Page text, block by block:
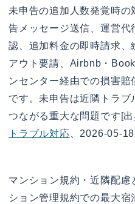
未申告の追加人数発覚時
告メッセージ送信、運営
認、追加料金の即時請求、
アウト要請、Airbnb・
ンセンター経由での損害
です。未申告は近隣トラ
つながる重大な問題です[
トラブル対応 、2026-05-
マンション規約・近隣配
ション管理規約での最大